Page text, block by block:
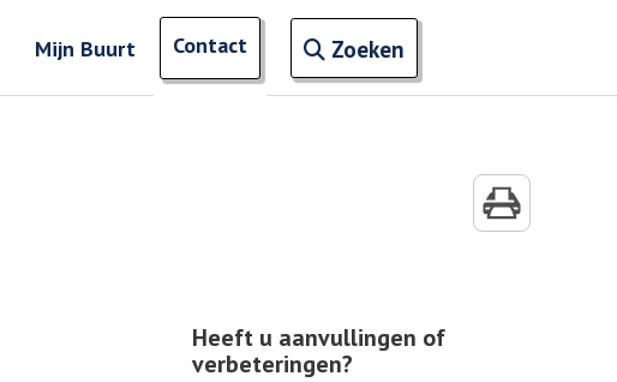
Mijn Buurt Contact ZoekenOpen zoekveld
Zoeken naar ingevoerde termen
Heeft u aanvullingen of
verbeteringen?